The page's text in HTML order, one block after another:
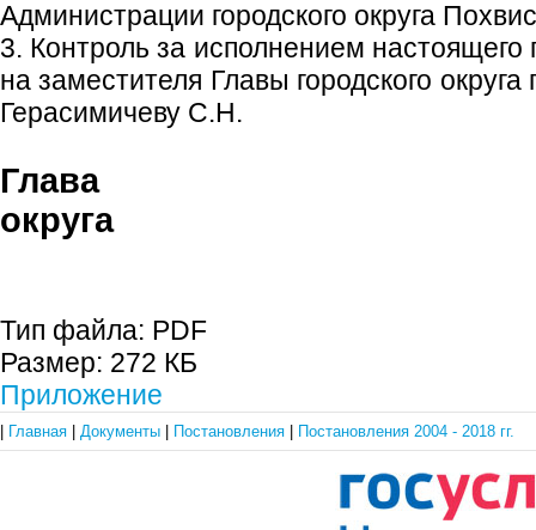
Администрации городского округа
3. Контроль за исполнением настоящего
на заместителя Главы городского
Герасимичеву С.Н.
Глава
округа С.П.
Тип файла: PDF
Размер: 272 КБ
Приложение
Главная Документы Постановления Постановления 2004 - 2018 гг.